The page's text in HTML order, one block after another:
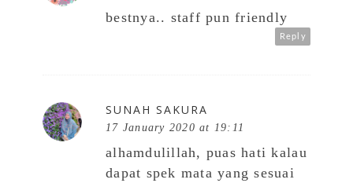
bestnya.. staff pun friendly
Reply
SUNAH SAKURA
17 January 2020 at 19:11
alhamdulillah, puas hati kalau
dapat spek mata yang sesuai